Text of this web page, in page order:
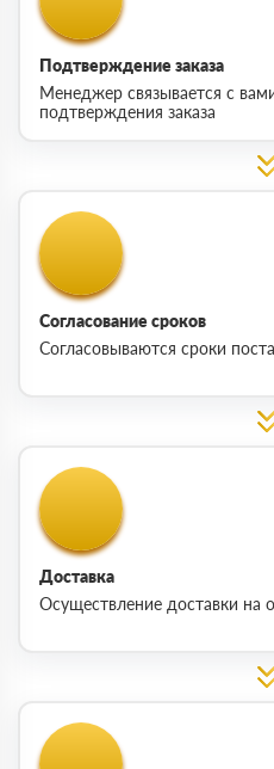
Подтверждение заказа
Менеджер связывается с
подтверждения заказа
Согласование сроков
Согласовываются сроки
Доставка
Осуществление доставки на